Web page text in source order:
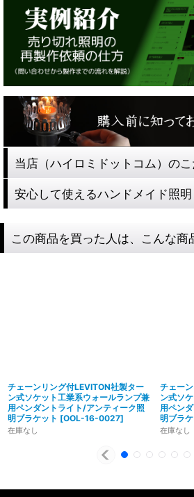
当店（ハイロミドットコム）のこ
製造からアフターフォローま
ハイロミドットコムでは、アンティー
安心して使えるハンドメイド照明
この商品を買った人は、こんな商
チェーンリング付LEVITON社製ター
ン式ソケット工業系ウォールランプ兼
用ペンダントライト/アンティーク照
明ブラケット [OOL-16-0027]
在庫なし
チェー
ン式ソ
用ペン
明ブラ
在庫なし